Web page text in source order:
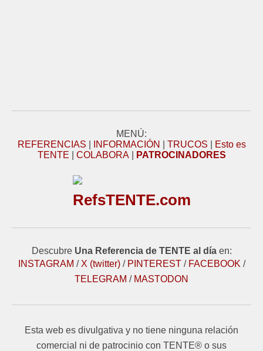
MENÚ:
REFERENCIAS
INFORMACIÓN TRUCOS
Esto es
TENTE
COLABORA| PATROCINADORES
RefsTENTE.com
Descubre Una Referencia de TENTE al díaen:
INSTAGRAM / X (twitter)/ PINTEREST/ FACEBOOK /
TELEGRAM / MASTODON
Esta web es divulgativa y no tiene ninguna relación
comercial ni de patrocinio con TENTE® o sus